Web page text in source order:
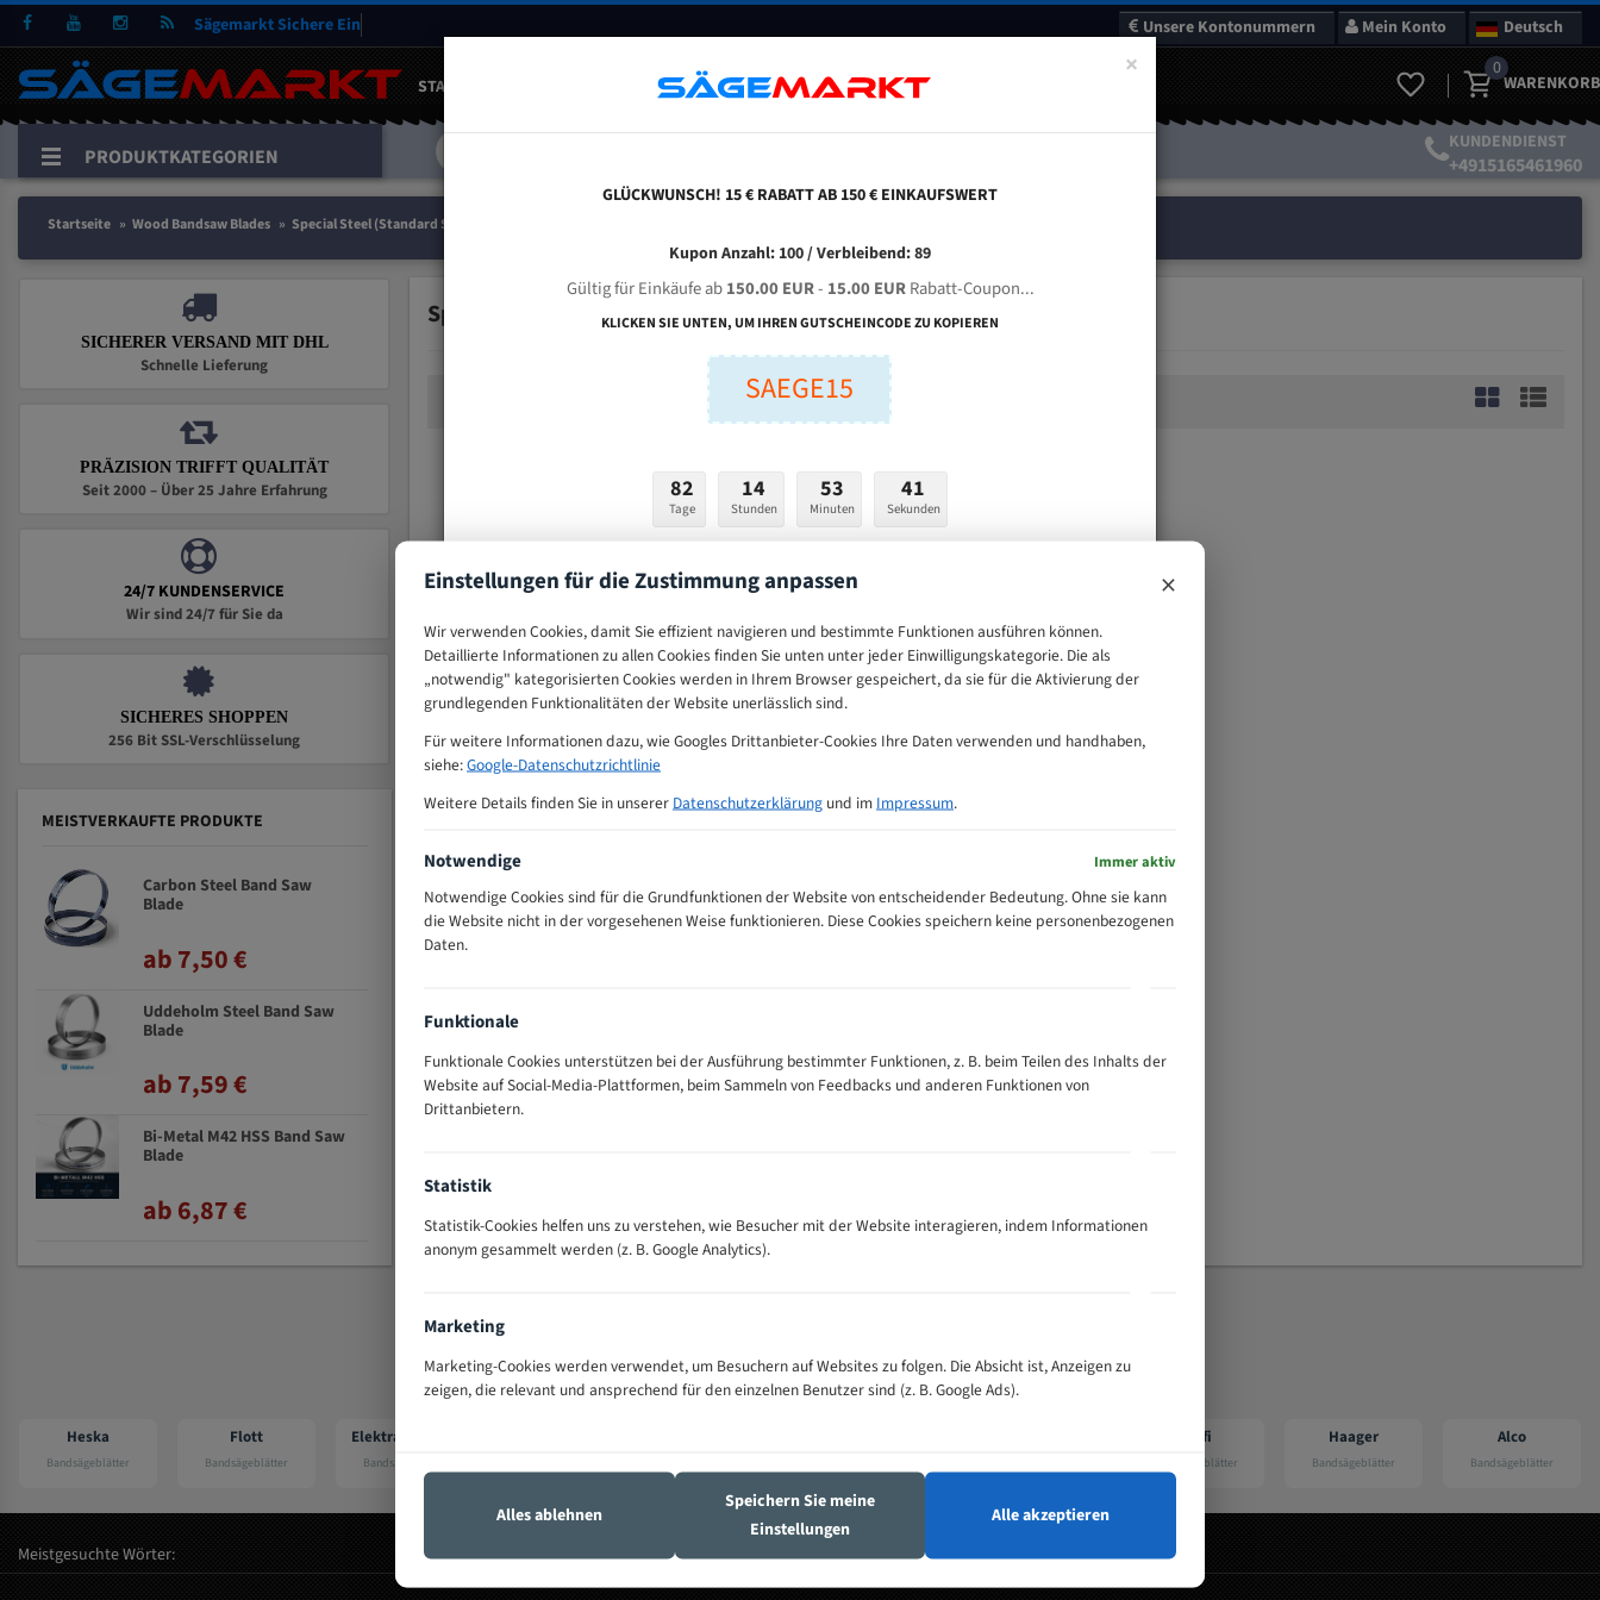
SägemarktSiche Unsere Kontonummern Mein Konto Deutsch
STARTSEITE FAQ GUTSCHEINE BLOG KONTAKT
0
WARENKORB
PRODUKTKATEGORIEN
KUNDENDIENST
+4915165461960
Startseite Wood Bandsaw Blades Special Steel (Standard Size)
Special Steel (Standard Size)
SICHERER VERSAND MIT DHL
Schnelle Lieferung
PRÄZISION TRIFFT QUALITÄT
Seit 2000 – Über 25 Jahre Erfahrung
24/7 KUNDENSERVICE
Wir sind 24/7 für Sie da
SICHERES SHOPPEN
256 Bit SSL-Verschlüsselung
MEISTVERKAUFTE PRODUKTE
Carbon Steel Band Saw
Blade
ab 7,50 €
Uddeholm Steel Band Saw
Blade
ab 7,59 €
Bi-Metal M42 HSS Band Saw
Blade
ab 6,87 €
Hochwertige Bandsägeblätter von renommierten Herstellern
Heska
Bandsägeblätter
Flott
Bandsägeblätter
Elektra beckum
Bandsägeblätter
Profi
Bandsägeblätter
Haager
Bandsägeblätter
Alco
Bandsägeblätter
DEUTSCH
ENGLISH
German Steel
Carbon Steel
Meistgesuchte Wörter:
×
GLÜCKWUNSCH! 15 € RABATT AB 150 € EINKAUFSWERT
Kupon Anzahl: 100 / Verbleibend: 89
Gültig für Einkäufe ab150.00 EUR- 15.00 EURRabatt-Coupon...
KLICKEN SIE UNTEN, UM IHREN GUTSCHEINCODE ZU KOPIEREN
SAEGE15
82
Tage
14
Stunden
53
Minuten
40
Sekunden
Einstellungen für die Zustimmung anpassen ×
Wir verwenden Cookies, damit Sie effizient navigieren und bestimmte Funktionen ausführen können.
Detaillierte Informationen zu allen Cookies finden Sie unten unter jeder Einwilligungskategorie. Die als
„notwendig" kategorisierten Cookies werden in Ihrem Browser gespeichert, da sie für die Aktivierung der
grundlegenden Funktionalitäten der Website unerlässlich sind.
Für weitere Informationen dazu, wie Googles Drittanbieter-Cookies Ihre Daten verwenden und handhaben,
siehe:Google-Datenschutzrichtlinie
Weitere Details finden Sie in unserer Datenschutzerklärung und im Impressum.
Notwendige Immer aktiv
Notwendige Cookies sind für die Grundfunktionen der Website von entscheidender Bedeutung. Ohne sie kann
die Website nicht in der vorgesehenen Weise funktionieren. Diese Cookies speichern keine personenbezogenen
Daten.
Funktionale
Funktionale Cookies unterstützen bei der Ausführung bestimmter Funktionen, z. B. beim Teilen des Inhalts der
Website auf Social-Media-Plattformen, beim Sammeln von Feedbacks und anderen Funktionen von
Drittanbietern.
Statistik
Statistik-Cookies helfen uns zu verstehen, wie Besucher mit der Website interagieren, indem Informationen
anonym gesammelt werden (z. B. Google Analytics).
Marketing
Marketing-Cookies werden verwendet, um Besuchern auf Websites zu folgen. Die Absicht ist, Anzeigen zu
zeigen, die relevant und ansprechend für den einzelnen Benutzer sind (z. B. Google Ads).
Alles ablehnen
Speichern Sie meine
Einstellungen
Alle akzeptieren